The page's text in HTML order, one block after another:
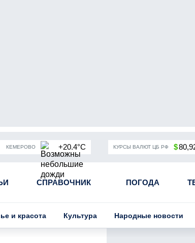
КЕМЕРОВО +20.4°C КУРСЫ ВАЛЮТ ЦБ РФ $
СПРАВОЧНИК ПОГОДА
Кузбасса Пандемия коронавирусной
и красота Культура Народные новости